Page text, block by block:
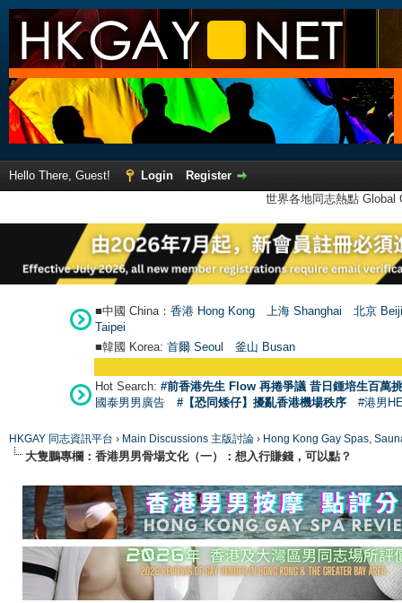
Hello There, Guest! Login
Register
世界各地同志熱點
■中國 China： 香港 Hong Kong 上海 Shanghai
北京
Taipei
■韓國 Korea: 首爾 Seoul 釜山 Busan
Hot Search: #前香港先生 Flow 再捲爭議 昔日鍾培生百萬
國泰男男廣告
#【恐同矮仔】擾亂香港機場秩序 #港男
HKGAY 同志資訊平台 › Main Discussions 主版討論 › Hong Kong Gay Spas,
大隻鵬專欄：香港男男骨場文化（一）：想入行賺錢，可以點？